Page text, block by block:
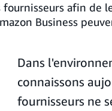
afin de
Business
Dans
connaissons
fournisseurs ne